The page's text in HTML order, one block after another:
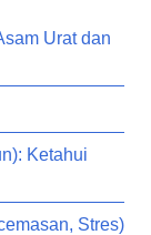
Urat dan
Ketahui
Stres)